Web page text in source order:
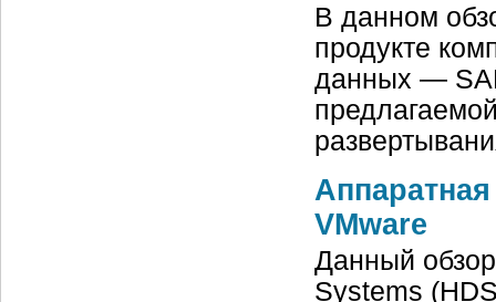
В данном
продукте
данных —
VMware
Данный
Systems